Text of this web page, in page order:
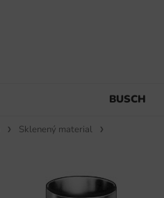
BUSCH
Sklenený material